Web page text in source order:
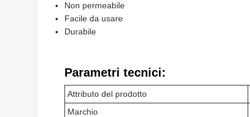
Non permeabile
Facile da usare
Durabile
Parametri tecnici:
Attributo del prodotto
Marchio